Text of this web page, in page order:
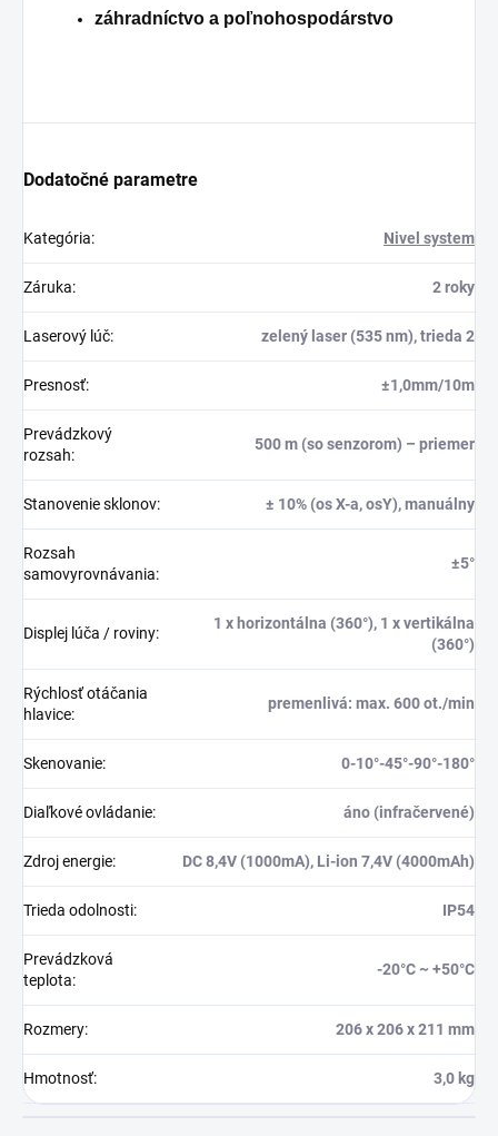
záhradníctvo a poľnohospodárstvo
Dodatočné parametre
Kategória: Nivel system
Záruka: 2 roky
Laserový lúč: zelený laser (535 nm), trieda 2
Presnosť: ±1,0mm/10m
Prevádzkový
rozsah:
500 m (so senzorom) – priemer
Stanovenie sklonov: ± 10% (os X-a, osY), manuálny
Rozsah
samovyrovnávania:
±5°
Displej lúča / roviny:
1 x horizontálna (360°), 1 x vertikálna
(360°)
Rýchlosť otáčania
hlavice:
premenlivá: max. 600 ot./min
Skenovanie: 0-10°-45°-90°-180°
Diaľkové ovládanie: áno (infračervené)
Zdroj energie: DC 8,4V (1000mA), Li-ion 7,4V (4000mAh)
Trieda odolnosti: IP54
Prevádzková
teplota:
-20°C ~ +50°C
Rozmery: 206 x 206 x 211 mm
Hmotnosť: 3,0 kg